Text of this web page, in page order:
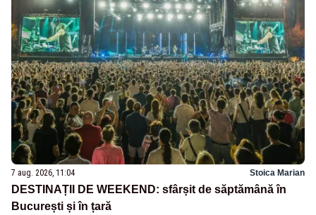
7 aug. 2026, 11:04 Stoica Marian
DESTINAȚII DE WEEKEND: sfârșit de săptămână în
București și în țară